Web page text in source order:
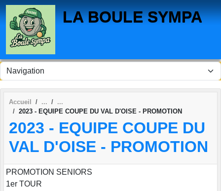
LA BOULE SYMPA
Accueil
2023 - EQUIPE COUPE DU VAL D'OISE - PROMOTION
2023 - EQUIPE COUPE DU
VAL D'OISE - PROMOTION
PROMOTION SENIORS
1er TOUR
Panneau de gestion des cookies